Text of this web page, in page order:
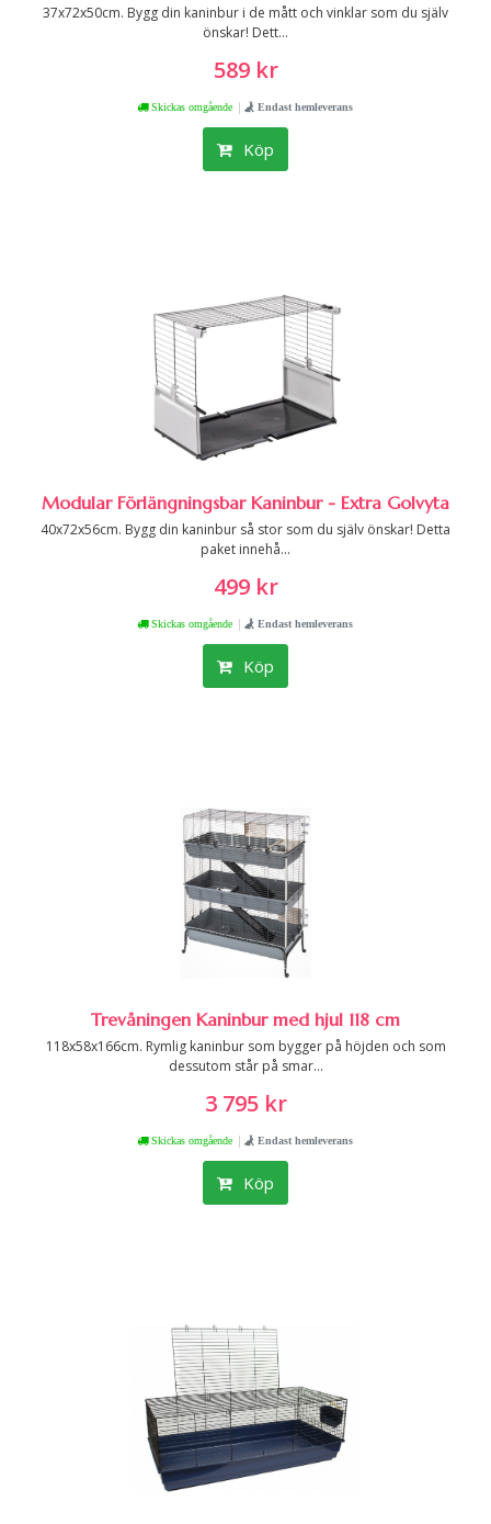
37x72x50cm. Bygg din kaninbur i de mått och vinklar som du själv
önskar! Dett...
589 kr
Skickas omgående | Endast hemleverans
Köp
Modular Förlängningsbar Kaninbur - Extra Golvyta
40x72x56cm. Bygg din kaninbur så stor som du själv önskar! Detta
paket innehå...
499 kr
Skickas omgående | Endast hemleverans
Köp
Trevåningen Kaninbur med hjul 118 cm
118x58x166cm. Rymlig kaninbur som bygger på höjden och som
dessutom står på smar...
3 795 kr
Skickas omgående | Endast hemleverans
Köp